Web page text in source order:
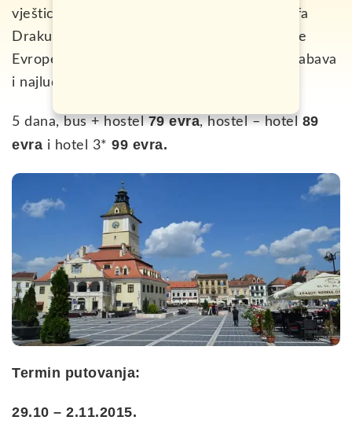
vještica u mističnu Transilvaniju, mjesto grofa
Drakule i jedno od skrivenih blaga jugoistčne
Evrope. Pored putovanja očekuje vas luda zabava
i najluđi maskenbal.
5 dana, bus + hostel79 evra, hostel – hotel 89
evra i hotel 3* 99 evra.
Termin putovanja:
29.10 – 2.11.2015.